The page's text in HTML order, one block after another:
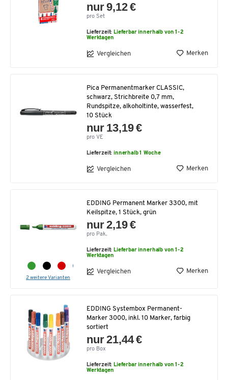
nur 9,12 €
pro Set
Lieferzeit: Lieferbar innerhalb von 1-2
Werktagen
Vergleichen Merken
Pica Permanentmarker CLASSIC,
schwarz, Strichbreite 0,7 mm,
Rundspitze, alkoholtinte, wasserfest,
10 Stück
nur 13,19 €
pro VE
Lieferzeit:innerhalb 1 Woche
Vergleichen Merken
2 weitere Varianten
EDDING Permanent Marker 3300, mit
Keilspitze, 1 Stück, grün
nur 2,19 €
pro Pak.
Lieferzeit: Lieferbar innerhalb von 1-2
Werktagen
Vergleichen Merken
EDDING Systembox Permanent-
Marker 3000, inkl. 10 Marker, farbig
sortiert
nur 21,44 €
pro Box
Lieferzeit: Lieferbar innerhalb von 1-2
Werktagen